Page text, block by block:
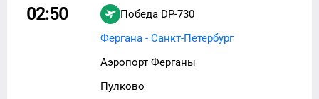
02:50 Победа DP-730
Фергана - Санкт-Петербург
Аэропорт Ферганы
Пулково